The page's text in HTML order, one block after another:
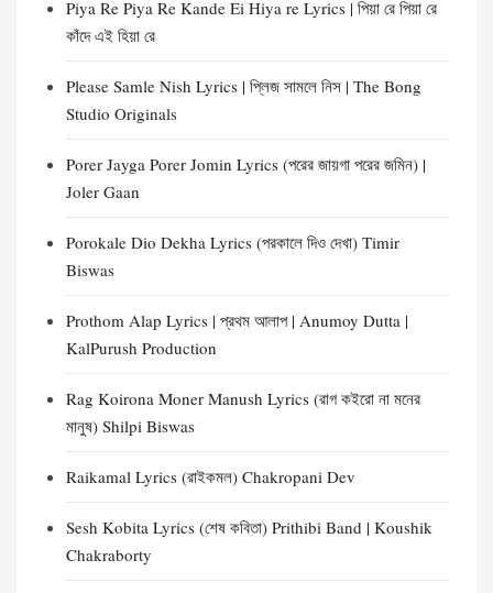
Piya Re Piya Re Kande Ei Hiya re Lyrics | পিয়া রে পিয়া রে
কাঁদে এই হিয়া রে
Please Samle Nish Lyrics | প্লিজ সামলে নিস | The Bong
Studio Originals
Porer Jayga Porer Jomin Lyrics (পরের জায়গা পরের জমিন) |
Joler Gaan
Porokale Dio Dekha Lyrics (পরকালে দিও দেখা) Timir
Biswas
Prothom Alap Lyrics | প্রথম আলাপ | Anumoy Dutta |
KalPurush Production
Rag Koirona Moner Manush Lyrics (রাগ কইরো না মনের
মানুষ) Shilpi Biswas
Raikamal Lyrics (রাইকমল) Chakropani Dev
Sesh Kobita Lyrics (শেষ কবিতা) Prithibi Band | Koushik
Chakraborty